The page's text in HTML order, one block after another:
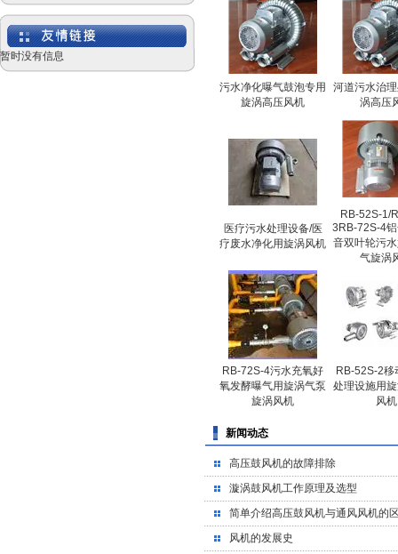
暂时没有信息
污水净化曝气鼓泡专用
旋涡高压风机
河道污水治
涡高压
医疗污水处理设备/医
疗废水净化用旋涡风机
RB-52S-1/
3RB-72S-4
音双叶轮污
气旋涡
RB-72S-4污水充氧好
氧发酵曝气用旋涡气泵
旋涡风机
RB-52S-2移
处理设施用
风机
新闻动态
高压鼓风机的故障排除
漩涡鼓风机工作原理及选型
简单介绍高压鼓风机与通风风机的
风机的发展史